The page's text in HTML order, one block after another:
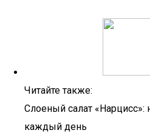
Читайте также:
Слоеный салат «Нарцисс»:
каждый день